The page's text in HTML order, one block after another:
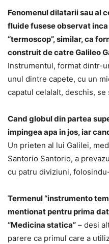
Fenomenul dilatarii sau al
fluide fusese observat
“termoscop”, similar, ca
construit de catre Galileo
Instrumentul, format dintr-
unul dintre capete, cu un
capatul celalalt, deschis, se
Cand globul din partea
impingea apa in jos, iar
Un prieten al lui Galilei,
Santorio Santorio, a
cu patru diviziuni,
Termenul “instrumento
mentionat pentru prima
“Medicina statica” – desi
parere ca primul care a